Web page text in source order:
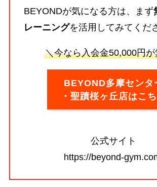
BEYONDが気になる方は、まず
レーニングを活用してみてくだ
＼今なら入会金50,000円が
BEYOND多摩センタ
・聖蹟桜ヶ丘店はこ
公式サイト
https://beyond-